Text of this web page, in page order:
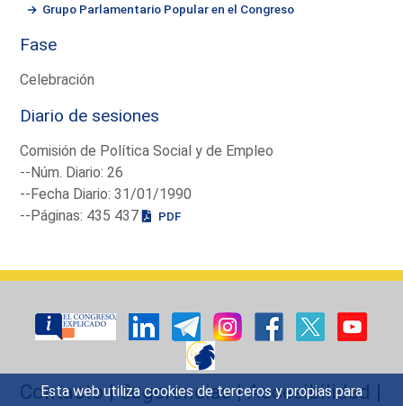
Esta web utiliza cookies de terceros y propias para
Grupo Parlamentario Popular en el Congreso
Fase
Celebración
Diario de sesiones
Comisión de Política Social y de Empleo
--Núm. Diario: 26
--Fecha Diario: 31/01/1990
--Páginas: 435 437
PDF
Contacto|Sugerencias|Accesibilidad |